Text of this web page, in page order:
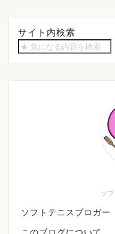
サイト内検索
ソ
ソフトテニスブロガー